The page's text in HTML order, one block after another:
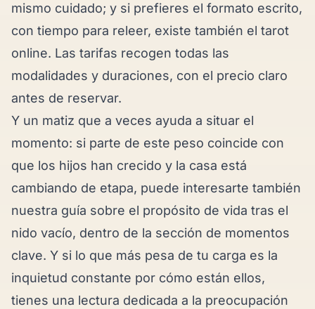
mismo cuidado; y si prefieres el formato escrito,
con tiempo para releer, existe también el tarot
online. Las tarifas recogen todas las
modalidades y duraciones, con el precio claro
antes de reservar.
Y un matiz que a veces ayuda a situar el
momento: si parte de este peso coincide con
que los hijos han crecido y la casa está
cambiando de etapa, puede interesarte también
nuestra guía sobre el propósito de vida tras el
nido vacío, dentro de la sección de momentos
clave. Y si lo que más pesa de tu carga es la
inquietud constante por cómo están ellos,
tienes una lectura dedicada a la preocupación